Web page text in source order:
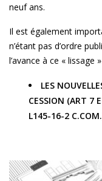
neuf ans.
Il est également
n’étant pas d’ordre
l’avance à ce « lissage
LES
CESSION (ART 7
L145-16-2